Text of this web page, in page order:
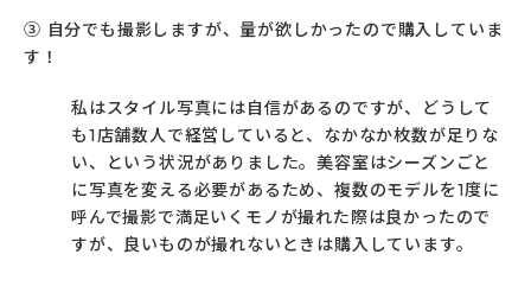
③ 自分でも撮影しますが、量が欲しかったので購入していま
す！
私はスタイル写真には自信があるのですが、どうして
も1店舗数人で経営していると、なかなか枚数が足りな
い、という状況がありました。美容室はシーズンごと
に写真を変える必要があるため、複数のモデルを1度に
呼んで撮影で満足いくモノが撮れた際は良かったので
すが、良いものが撮れないときは購入しています。